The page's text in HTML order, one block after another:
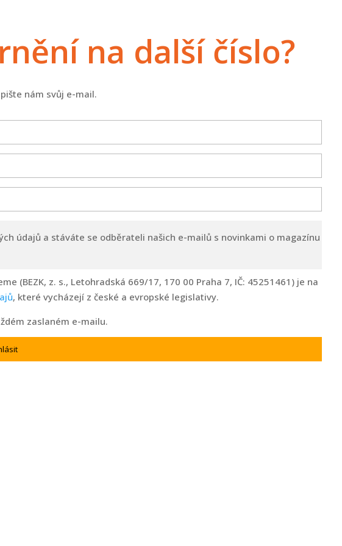
na další číslo?
nám svůj e-mail.
údajů a stáváte se odběrateli našich e-mailů s novinkami o magazínu
(BEZK, z. s., Letohradská 669/17, 170 00 Praha 7, IČ: 45251461) je na
, které vycházejí z české a evropské legislativy.
zaslaném e-mailu.